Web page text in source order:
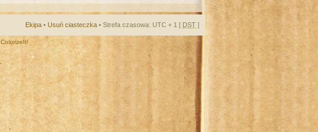
Ekipa • Usuń ciasteczka • Strefa czasowa: UTC + 1 [ DST ]
ColorizeIt!